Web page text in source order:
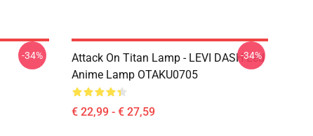
-34%
Attack On Titan Lamp - LEVI DASH Led
Anime Lamp OTAKU0705
€ 22,99 - € 27,59
-34%